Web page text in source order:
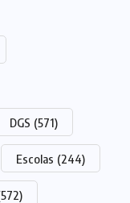
DGS (571)
Escolas (244)